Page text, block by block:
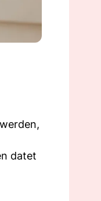
datet